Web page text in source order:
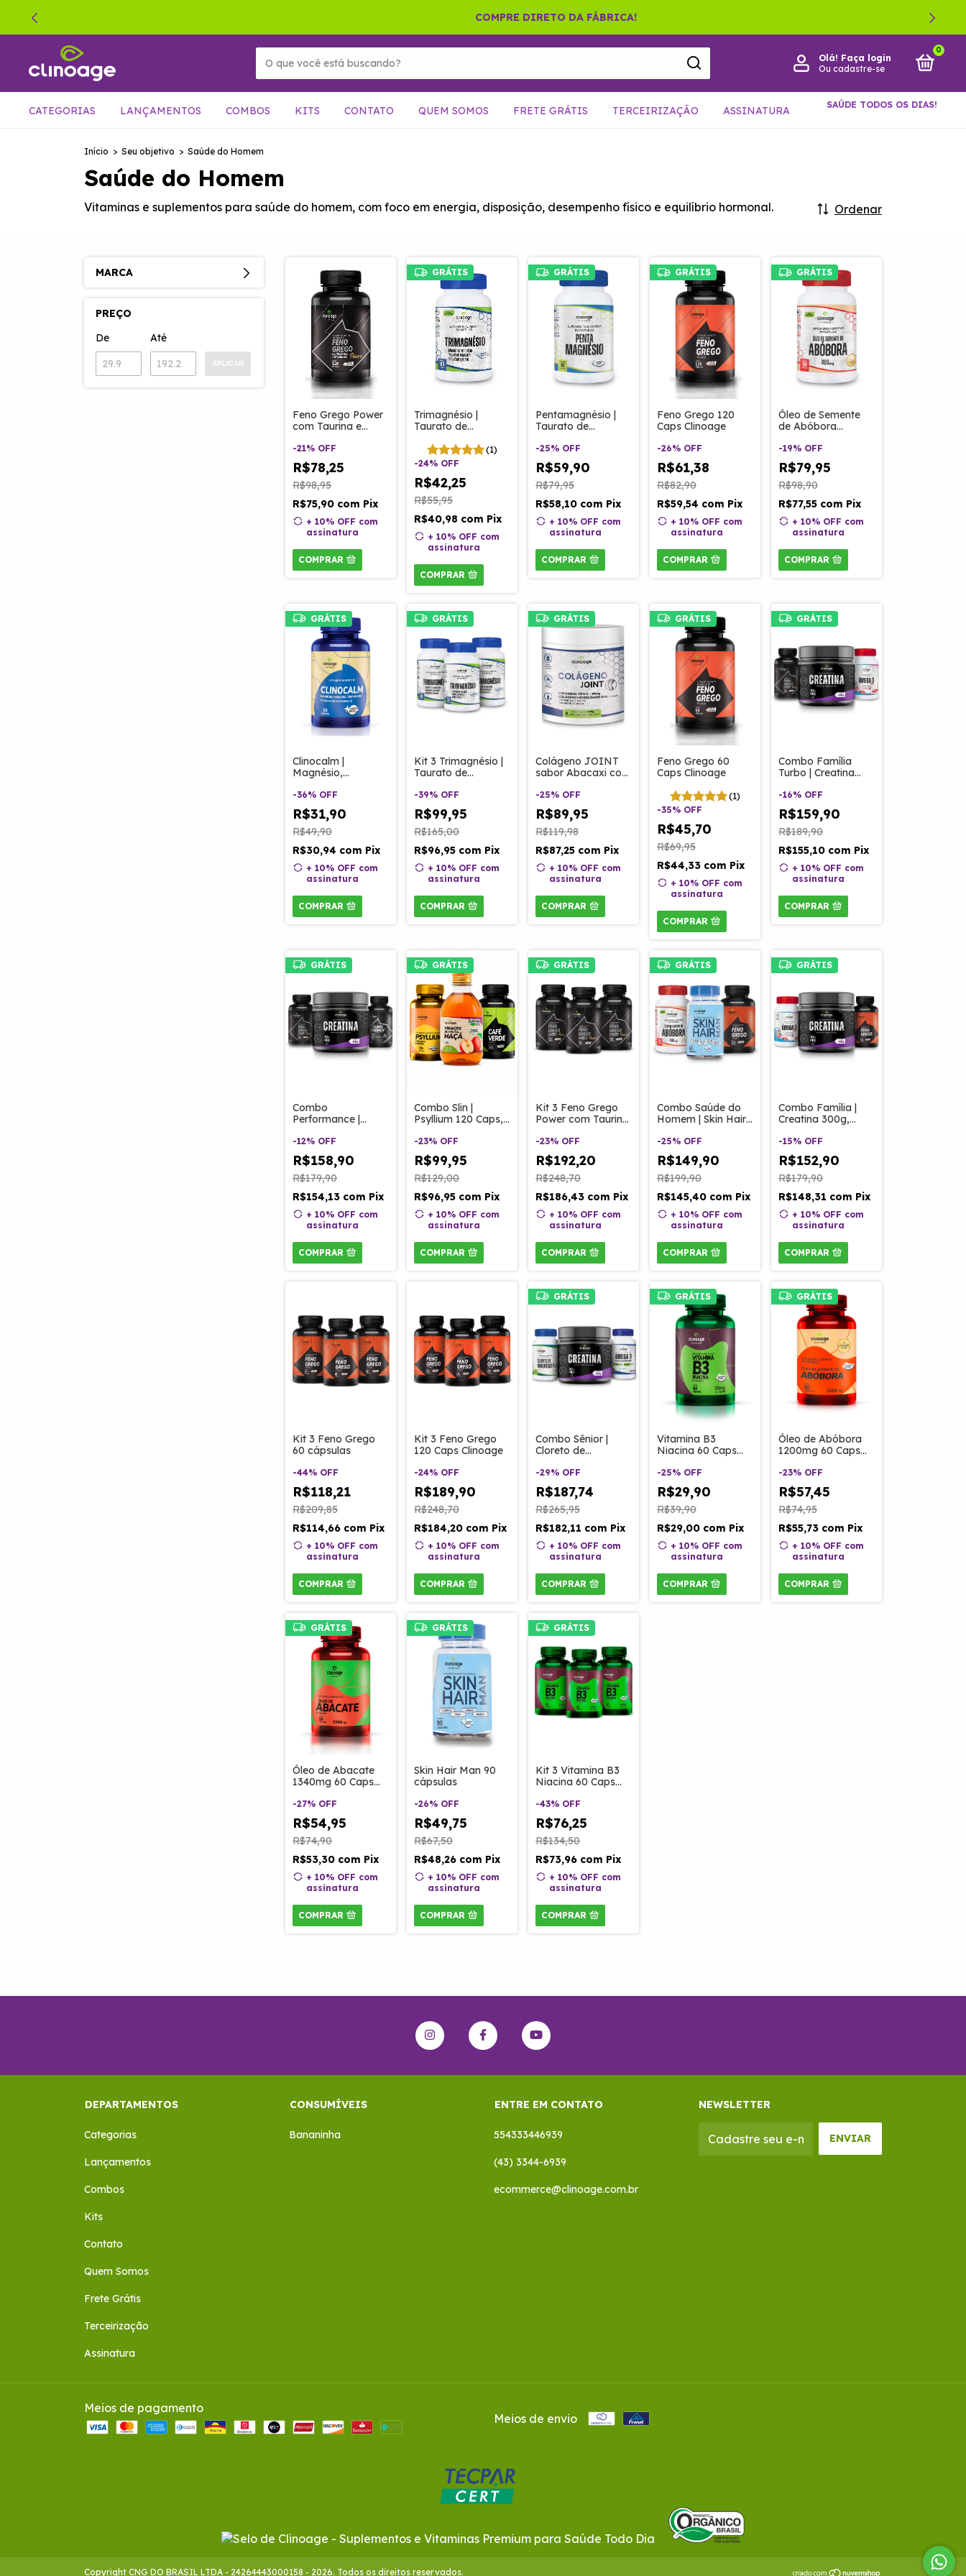
COMPRE DIRETO DA FÁBRICA!
Olá! Faça login
Ou cadastre-se
0
CATEGORIAS LANÇAMENTOS COMBOS KITS CONTATO QUEM SOMOS FRETE GRÁTIS TERCEIRIZAÇÃO ASSINATURA SAÚDE TODOS OS DIAS!
Início > Seu objetivo > Saúde do Homem
Saúde do Homem
Vitaminas e suplementos para saúde do homem, com foco em energia, disposição, desempenho físico e equilíbrio hormonal. Ordenar
MARCA
PREÇO
De
Até
APLICAR
Feno Grego Power
com Taurina e
Caps Clinoage
-21% OFF
R$78,25
R$98,95
R$75,90 com Pix
+ 10% OFF com
assinatura
COMPRAR
GRÁTIS
Trimagnésio |
Taurato de
Magnésio Dimalato
e Quelato 60 Caps
(1)
-24% OFF
R$42,25
R$55,95
R$40,98 com Pix
+ 10% OFF com
assinatura
COMPRAR
GRÁTIS
Pentamagnésio |
Taurato de
Dimagnésio
Malato, Bisglicinato
de Magnésio,
Hidróxido e Óxido
de Magnésio 90
cápsulas
-25% OFF
R$59,90
R$79,95
R$58,10 com Pix
+ 10% OFF com
assinatura
COMPRAR
GRÁTIS
Feno Grego 120
Caps Clinoage
-26% OFF
R$61,38
R$82,90
R$59,54 com Pix
+ 10% OFF com
assinatura
COMPRAR
GRÁTIS
Óleo de Semente
de Abóbora
Clinoage
-19% OFF
R$79,95
R$98,90
R$77,55 com Pix
+ 10% OFF com
assinatura
COMPRAR
GRÁTIS
Clinocalm |
Magnésio,
Triptofano,
Vitamina B6 e B12
60 Caps Clinoage
-36% OFF
R$31,90
R$49,90
R$30,94 com Pix
+ 10% OFF com
assinatura
COMPRAR
GRÁTIS
Kit 3 Trimagnésio |
Taurato de
Magnésio Dimalato
e Quelato 60
cápsulas
-39% OFF
R$99,95
R$165,00
R$96,95 com Pix
+ 10% OFF com
assinatura
COMPRAR
GRÁTIS
Colágeno JOINT
sabor Abacaxi com
Clinoage
-25% OFF
R$89,95
R$119,98
R$87,25 com Pix
+ 10% OFF com
assinatura
COMPRAR
GRÁTIS
Feno Grego 60
Caps Clinoage
(1)
-35% OFF
R$45,70
R$69,95
R$44,33 com Pix
+ 10% OFF com
assinatura
COMPRAR
GRÁTIS
Combo Família
Turbo | Creatina
Power e Ômega
Kids.
-16% OFF
R$159,90
R$189,90
R$155,10 com Pix
+ 10% OFF com
assinatura
COMPRAR
GRÁTIS
Combo
Performance |
Feno Grego Power
e Clino Energy.
-12% OFF
R$158,90
R$179,90
R$154,13 com Pix
+ 10% OFF com
assinatura
COMPRAR
GRÁTIS
Combo Slin |
Psyllium 120 Caps,
Orgânico e Café
Verde.
-23% OFF
R$99,95
R$129,00
R$96,95 com Pix
+ 10% OFF com
assinatura
COMPRAR
GRÁTIS
Kit 3 Feno Grego
Power com Taurina
cápsulas
-23% OFF
R$192,20
R$248,70
R$186,43 com Pix
+ 10% OFF com
assinatura
COMPRAR
GRÁTIS
Combo Saúde do
Homem | Skin Hair
Grego 60caps e
Óleo de Semente
de Abóbora
120caps
-25% OFF
R$149,90
R$199,90
R$145,40 com Pix
+ 10% OFF com
assinatura
COMPRAR
GRÁTIS
Combo Família |
Creatina 300g,
Caps e Ômega
Kids.
-15% OFF
R$152,90
R$179,90
R$148,31 com Pix
+ 10% OFF com
assinatura
COMPRAR
Kit 3 Feno Grego
60 cápsulas
-44% OFF
R$118,21
R$209,85
R$114,66 com Pix
+ 10% OFF com
assinatura
COMPRAR
Kit 3 Feno Grego
120 Caps Clinoage
-24% OFF
R$189,90
R$248,70
R$184,20 com Pix
+ 10% OFF com
assinatura
COMPRAR
GRÁTIS
Combo Sênior |
Cloreto de
Ômega 3 60 Caps
Ultraconcentrado e
Creatina 300g
-29% OFF
R$187,74
R$265,95
R$182,11 com Pix
+ 10% OFF com
assinatura
COMPRAR
GRÁTIS
Vitamina B3
Niacina 60 Caps
-25% OFF
R$29,90
R$39,90
R$29,00 com Pix
+ 10% OFF com
assinatura
COMPRAR
GRÁTIS
Óleo de Abóbora
1200mg 60 Caps
-23% OFF
R$57,45
R$74,95
R$55,73 com Pix
+ 10% OFF com
assinatura
COMPRAR
GRÁTIS
Óleo de Abacate
1340mg 60 Caps
-27% OFF
R$54,95
R$74,90
R$53,30 com Pix
+ 10% OFF com
assinatura
COMPRAR
GRÁTIS
Skin Hair Man 90
cápsulas
-26% OFF
R$49,75
R$67,50
R$48,26 com Pix
+ 10% OFF com
assinatura
COMPRAR
GRÁTIS
Kit 3 Vitamina B3
Niacina 60 Caps
-43% OFF
R$76,25
R$134,50
R$73,96 com Pix
+ 10% OFF com
assinatura
COMPRAR
DEPARTAMENTOS
Categorias
Lançamentos
Combos
Kits
Contato
Quem Somos
Frete Grátis
Terceirização
Assinatura
CONSUMÍVEIS
Bananinha
ENTRE EM CONTATO
554333446939
(43) 3344-6939
ecommerce@clinoage.com.br
NEWSLETTER
Meios de pagamento
Meios de envio
Copyright CNG DO BRASIL LTDA - 24264443000158 - 2026. Todos os direitos reservados.